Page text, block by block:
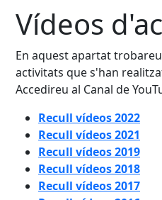
Vídeos
En aquest apartat
activitats que s'han
Accedireu al Canal de
Recull vídeos 2022
Recull vídeos 2021
Recull vídeos 2019
Recull vídeos 2018
Recull vídeos 2017